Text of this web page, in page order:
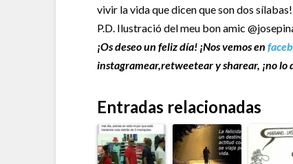
vivir la vida que dicen que son dos
P.D. Ilustració del meu bon amic
¡Os deseo un feliz día! ¡Nos vemos en
instagramear,retweetear y sharear, ¡no lo
Entradas relacionadas